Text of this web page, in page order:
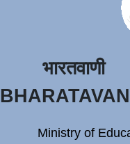
भारतवाणी
Ministry of